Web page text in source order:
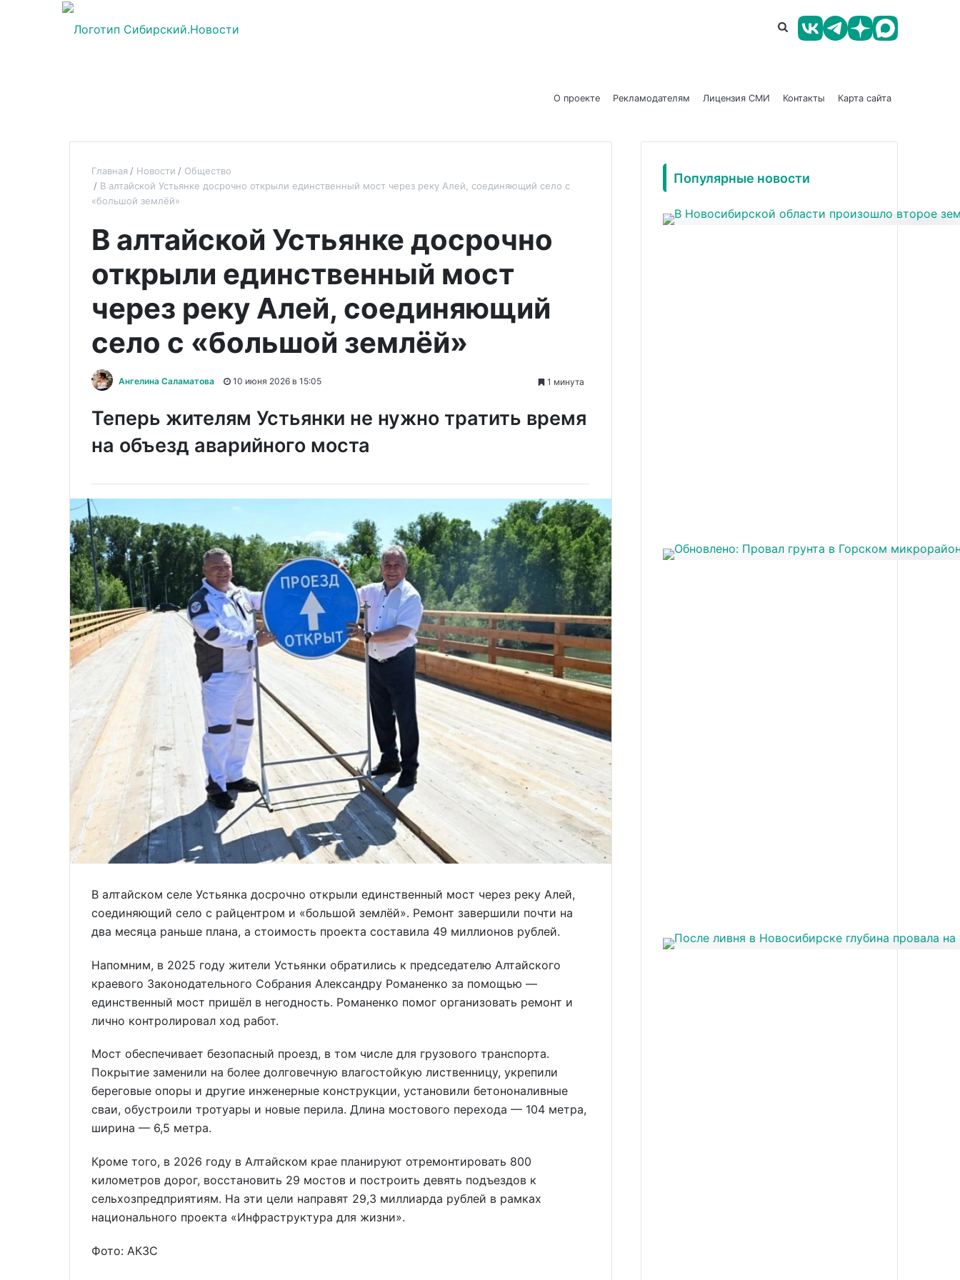
О проекте Рекламодателям Лицензия СМИ Контакты Карта сайта
Главная Новости
Общество
В алтайской Устьянке досрочно открыли единственный мост через реку Алей, соединяющий село с
«большой землёй»
В алтайской Устьянке досрочно
открыли единственный мост
через реку Алей, соединяющий
село с «большой землёй»
Ангелина Саламатова 10 июня 2026 в 15:05 1 минута
Теперь жителям Устьянки не нужно тратить время
на объезд аварийного моста
В алтайском селе Устьянка досрочно открыли единственный мост через реку Алей,
соединяющий село с райцентром и «большой землёй». Ремонт завершили почти на
два месяца раньше плана, а стоимость проекта составила 49 миллионов рублей.
Напомним, в 2025 году жители Устьянки обратились к председателю Алтайского
краевого Законодательного Собрания Александру Романенко за помощью —
единственный мост пришёл в негодность. Романенко помог организовать ремонт и
лично контролировал ход работ.
Мост обеспечивает безопасный проезд, в том числе для грузового транспорта.
Покрытие заменили на более долговечную влагостойкую лиственницу, укрепили
береговые опоры и другие инженерные конструкции, установили бетононаливные
сваи, обустроили тротуары и новые перила. Длина мостового перехода — 104 метра,
ширина — 6,5 метра.
Кроме того, в 2026 году в Алтайском крае планируют отремонтировать 800
километров дорог, восстановить 29 мостов и построить девять подъездов к
сельхозпредприятиям. На эти цели направят 29,3 миллиарда рублей в рамках
национального проекта «Инфраструктура для жизни».
Фото: АКЗС
Популярные новости